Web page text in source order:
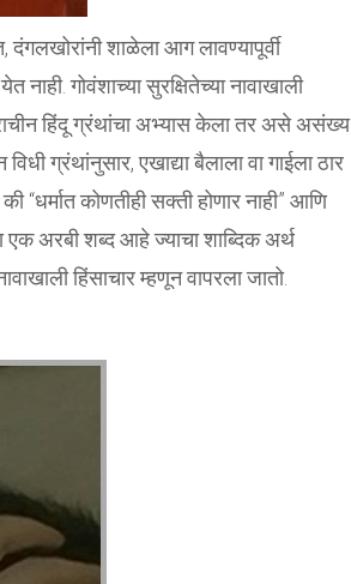
शाळेला आग लावण्यापूर्वी
गोवंशाच्या सुरक्षितेच्या नावाखाली
हिंदू ग्रंथांचा अभ्यास केला तर असे असंख्य
ग्रंथांनुसार, एखाद्या बैलाला वा गाईला ठार
कोणतीही सक्ती होणार नाही” आणि
एक अरबी शब्द आहे ज्याचा शाब्दिक अर्थ
हिंसाचार म्हणून वापरला जातो.